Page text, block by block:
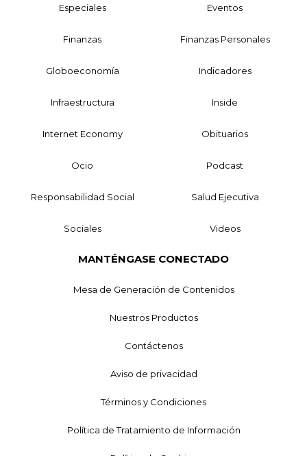
Especiales Eventos
Finanzas Finanzas Personales
Globoeconomía Indicadores
Infraestructura Inside
Internet Economy Obituarios
Ocio Podcast
Responsabilidad Social Salud Ejecutiva
Sociales Videos
MANTÉNGASE CONECTADO
Mesa de Generación de Contenidos
Nuestros Productos
Contáctenos
Aviso de privacidad
Términos y Condiciones
Política de Tratamiento de Información